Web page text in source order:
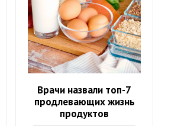
Врачи назвали топ-7
продлевающих жизнь
продуктов